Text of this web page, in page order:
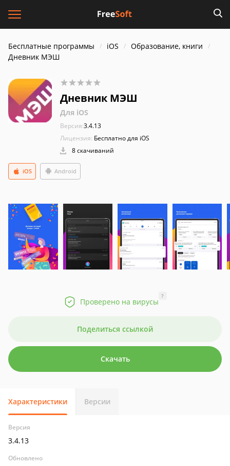
Бесплатные программы iOS
Образование, книги
Дневник МЭШ
Дневник МЭШ
Для iOS
Версия:3.4.13
Лицензия: Бесплатно для iOS
8 скачиваний
Android
iOS
Проверено на вирусы
?
Поделиться ссылкой
Скачать
Характеристики Версии
Версия
3.4.13
Обновлено